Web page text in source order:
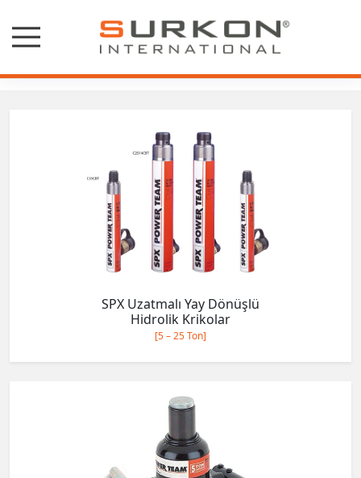
SPX Uzatmalı Yay Dönüşlü
Hidrolik Krikolar
[5 – 25 Ton]